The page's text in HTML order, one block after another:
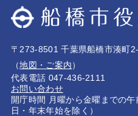
〒273-8501 千葉県船橋市湊町
（地図・ご案内）
代表電話 047-436-2111
お問い合わせ
開庁時間 月曜から金曜までの
日・年末年始を除く）